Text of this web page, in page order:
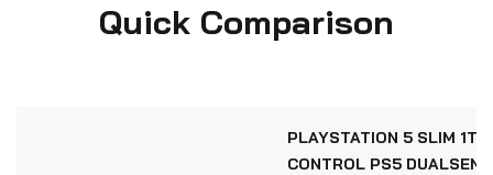
Quick Comparison
PLAYSTATION 5 SLIM 1TB
CONTROL PS5